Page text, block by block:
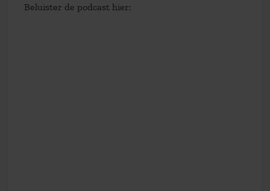
Beluister de podcast hier: